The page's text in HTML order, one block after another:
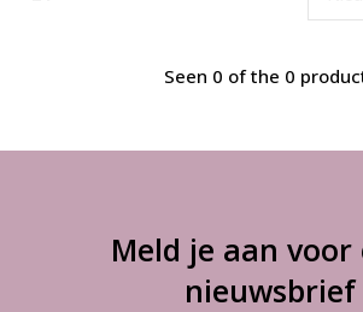
Seen 0 of the 0
Meld je aan voor
nieuwsbrief